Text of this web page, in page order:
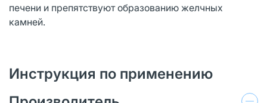
печени и препятствуют образованию желчных
камней.
Инструкция по применению